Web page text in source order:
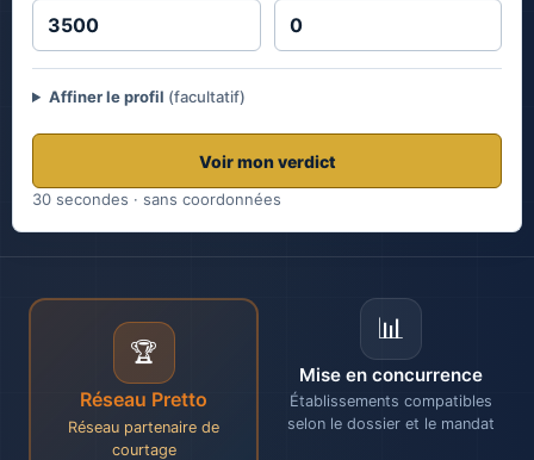
Affiner le profil (facultatif)
Voir mon verdict
30 secondes · sans coordonnées
🏆
Réseau Pretto
Réseau partenaire de
courtage
📊
Mise en concurrence
Établissements compatibles
selon le dossier et le mandat